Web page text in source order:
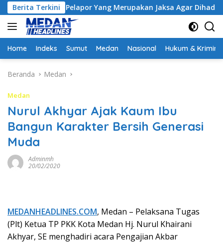
Langsung
ke
konten
Berita Terkini
Pelapor Yang Merupakan Jaksa Agar Dihadirkan
Home Indeks Sumut Medan Nasional Hukum &
Beranda Medan
Medan
Nurul Akhyar Ajak Kaum Ibu
Bangun Karakter Bersih Generasi
Muda
Adminmh
20/02/2020
MEDANHEADLINES.COM, Medan – Pelaksana Tugas
(Plt) Ketua TP PKK Kota Medan Hj. Nurul Khairani
Akhyar, SE menghadiri acara Pengajian Akbar